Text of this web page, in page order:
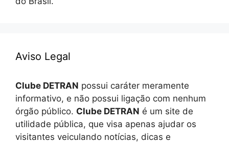
Aviso Legal
Clube DETRAN possui caráter meramente
informativo, e não possui ligação com nenhum
órgão público. Clube DETRAN é um site de
utilidade pública, que visa apenas ajudar os
visitantes veiculando notícias, dicas e